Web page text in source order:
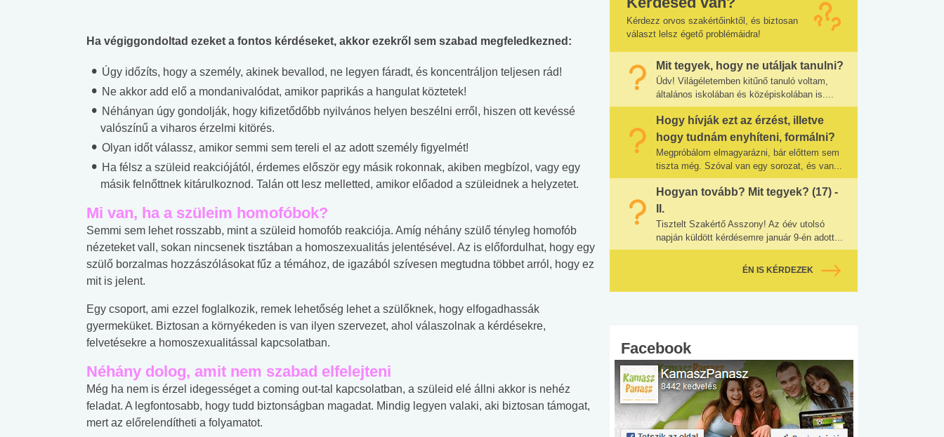
Ha végiggondoltad ezeket a fontos kérdéseket, akkor ezekről sem szabad megfeledkezned:
Úgy időzíts, hogy a személy, akinek bevallod, ne legyen fáradt, és koncentráljon teljesen rád!
Ne akkor add elő a mondanivalódat, amikor paprikás a hangulat köztetek!
Néhányan úgy gondolják, hogy kifizetődőbb nyilvános helyen beszélni erről, hiszen ott kevéssé
valószínű a viharos érzelmi kitörés.
Olyan időt válassz, amikor semmi sem tereli el az adott személy figyelmét!
Ha félsz a szüleid reakciójától, érdemes először egy másik rokonnak, akiben megbízol, vagy egy
másik felnőttnek kitárulkoznod. Talán ott lesz melletted, amikor előadod a szüleidnek a helyzetet.
Mi van, ha a szüleim homofóbok?
Semmi sem lehet rosszabb, mint a szüleid homofób reakciója. Amíg néhány szülő tényleg homofób
nézeteket vall, sokan nincsenek tisztában a homoszexualitás jelentésével. Az is előfordulhat, hogy egy
szülő borzalmas hozzászólásokat fűz a témához, de igazából szívesen megtudna többet arról, hogy ez
mit is jelent.
Egy csoport, ami ezzel foglalkozik, remek lehetőség lehet a szülőknek, hogy elfogadhassák
gyermeküket. Biztosan a környékeden is van ilyen szervezet, ahol válaszolnak a kérdésekre,
felvetésekre a homoszexualitással kapcsolatban.
Néhány dolog, amit nem szabad elfelejteni
Még ha nem is érzel idegességet a coming out-tal kapcsolatban, a szüleid elé állni akkor is nehéz
feladat. A legfontosabb, hogy tudd biztonságban magadat. Mindig legyen valaki, aki biztosan támogat,
mert az előrelendítheti a folyamatot.
Kérdezz orvos szakértőinktől, és biztosan
választ lelsz égető problémáidra!
Mit tegyek, hogy ne utáljak tanulni?
Üdv! Világéletemben kitűnő tanuló voltam,
általános iskolában és középiskolában is....
Hogy hívják ezt az érzést, illetve
hogy tudnám enyhíteni, formálni?
Megpróbálom elmagyarázni, bár előttem sem
tiszta még. Szóval van egy sorozat, és van...
Hogyan tovább? Mit tegyek? (17) -
II.
Tisztelt Szakértő Asszony! Az óév utolsó
napján küldött kérdésemre január 9-én adott...
ÉN IS KÉRDEZEK
Facebook